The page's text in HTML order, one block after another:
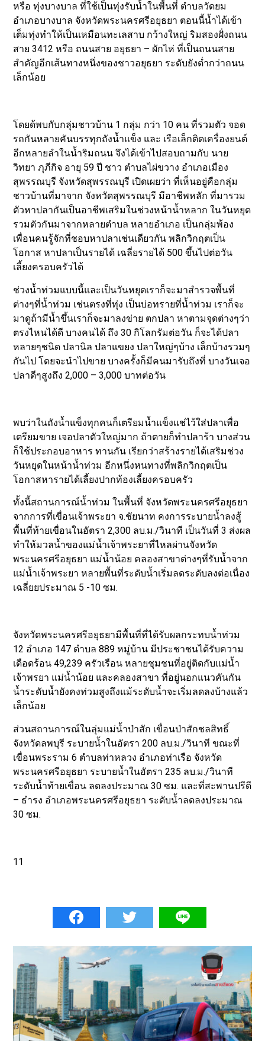
หรือ ทุ่งบางบาล ที่ใช้เป็นทุ่งรับน้ำในพื้นที่ ตำบลวัดยม
อำเภอบางบาล จังหวัดพระนครศรีอยุธยา ตอนนี้น้ำได้เข้า
เต็มทุ่งทำให้เป็นเหมือนทะเลสาบ กว้างใหญ่ ริมสองฝั่งถนน
สาย 3412 หรือ ถนนสาย อยุธยา – ผักไห่ ที่เป็นถนนสาย
สำคัญอีกเส้นทางหนึ่งของชาวอยุธยา ระดับยังต่ำกว่าถนน
เล็กน้อย
โดยด้พบกับกลุ่มชาวบ้าน 1 กลุ่ม กว่า 10 คน ที่รวมตัว จอด
รถกันหลายคันบรรทุกถังน้ำแข็ง และ เรือเล็กติดเครื่องยนต์
อีกหลายลำในน้ำริมถนน จึงได้เข้าไปสอบถามกับ นาย
วิทยา ภุภีกิจ อายุ 59 ปี ชาว ตำบลไผ่ขวาง อำเภอเมือง
สุพรรณบุรี จังหวัดสุพรรณบุรี เปิดเผยว่า ที่เห็นอยู่คือกลุ่ม
ชาวบ้านที่มาจาก จังหวัดสุพรรณบุรี มีอาชีพหลัก ที่มารวม
ตัวหาปลากันเป็นอาชีพเสริมในช่วงหน้าน้ำหลาก ในวันหยุด
รวมตัวกันมาจากหลายตำบล หลายอำเภอ เป็นกลุ่มพ้อง
เพื่อนคนรู้จักที่ชอบหาปลาเช่นเดียวกัน พลิกวิกฤตเป็น
โอกาส หาปลาเป็นรายได้ เฉลี่ยรายได้ 500 ขึ้นไปต่อวัน
เลี้ยงครอบครัวได้
ช่วงน้ำท่วมแบบนี้และเป็นวันหยุดเราก็จะมาสำรวจพื้นที่
ต่างๆที่น้ำท่วม เช่นตรงที่ทุ่ง เป็นบ่อทรายที่น้ำท่วม เราก็จะ
มาดูถ้ามีน้ำขึ้นเราก็จะมาลงข่าย ตกปลา หาตามจุดต่างๆว่า
ตรงไหนได้ดี บางคนได้ ถึง 30 กิโลกรัมต่อวัน ก็จะได้ปลา
หลายๆชนิด ปลานิล ปลาแขยง ปลาใหญ่ๆบ้าง เล็กบ้างรวมๆ
กันไป โดยจะนำไปขาย บางครั้งก็มีคนมารับถึงที่ บางวันเจอ
ปลาดีๆสูงถึง 2,000 – 3,000 บาทต่อวัน
พบว่าในถังน้ำแข็งทุกคนก็เตรียมน้ำแข็งแช่ไว้ใส่ปลาเพื่อ
เตรียมขาย เจอปลาตัวใหญ่มาก ถ้าตายก็ทำปลาร้า บางส่วน
ก็ใช้ประกอบอาหาร ทานกัน เรียกว่าสร้างรายได้เสริมช่วง
วันหยุดในหน้าน้ำท่วม อีกหนึ่งหนทางที่พลิกวิกฤตเป็น
โอกาสหารายได้เลี้ยงปากท้องเลี้ยงครอบครัว
ทั้งนี้สถานการณ์น้ำท่วม ในพื้นที่ จังหวัดพระนครศรีอยุธยา
จากการที่เขื่อนเจ้าพระยา จ.ชัยนาท คงการระบายน้ำลงสู้
พื้นที่ท้ายเขื่อนในอัตรา 2,300 ลบ.ม./วินาที เป็นวันที่ 3 ส่งผล
ทำให้มวลน้ำของแม่น้ำเจ้าพระยาที่ไหลผ่านจังหวัด
พระนครศรีอยุธยา แม่น้ำน้อย คลองสาขาต่างๆที่รับน้ำจาก
แม่น้ำเจ้าพระยา หลายพื้นที่ระดับน้ำเริ่มลดระดับลงต่อเนื่อง
เฉลี่ยยประมาณ 5 -10 ซม.
จังหวัดพระนครศรีอยุธยามีพื้นที่ที่ได้รับผลกระทบน้ำท่วม
12 อำเภอ 147 ตำบล 889 หมู่บ้าน มีประชาชนได้รับความ
เดือดร้อน 49,239 ครัวเรือน หลายชุมชนที่อยู่ติดกับแม่น้ำ
เจ้าพรยา แม่น้ำน้อย และคลองสาขา ที่อยู่นอกแนวคันกัน
น้ำระดับน้ำยังคงท่วมสูงถึงแม้ระดับน้ำจะเริ่มลดลงบ้างแล้ว
เล็กน้อย
ส่วนสถานการณ์ในลุ่มแม่น้ำป่าสัก เขื่อนป่าสักชลสิทธิ์
จังหวัดลพบุรี ระบายน้ำในอัตรา 200 ลบ.ม./วินาที ขณะที่
เขื่อนพระราม 6 ตำบลท่าหลวง อำเภอท่าเรือ จังหวัด
พระนครศรีอยุธยา ระบายน้ำในอัตรา 235 ลบ.ม./วินาที
ระดับน้ำท้ายเขื่อน ลดลงประมาณ 30 ซม. และที่สะพานปรีดี
– ธำรง อำเภอพระนครศรีอยุธยา ระดับน้ำลดลงประมาณ
30 ซม.
11